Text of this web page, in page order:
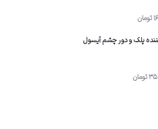
تومان
پلک و دور چشم آیسول
تومان